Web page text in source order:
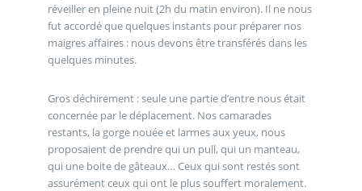
réveiller en pleine nuit (2h du matin environ). Il ne nous
fut accordé que quelques instants pour préparer nos
maigres affaires : nous devons être transférés dans les
quelques minutes.
Gros déchirement : seule une partie d’entre nous était
concernée par le déplacement. Nos camarades
restants, la gorge nouée et larmes aux yeux, nous
proposaient de prendre qui un pull, qui un manteau,
qui une boite de gâteaux… Ceux qui sont restés sont
assurément ceux qui ont le plus souffert moralement.